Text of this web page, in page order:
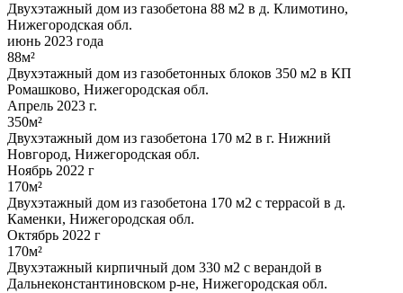
Двухэтажный дом из газобетона 88 м2 в д. Климотино,
Нижегородская обл.
июнь 2023 года
88м²
Двухэтажный дом из газобетонных блоков 350 м2 в КП
Ромашково, Нижегородская обл.
Апрель 2023 г.
350м²
Двухэтажный дом из газобетона 170 м2 в г. Нижний
Новгород, Нижегородская обл.
Ноябрь 2022 г
170м²
Двухэтажный дом из газобетона 170 м2 с террасой в д.
Каменки, Нижегородская обл.
Октябрь 2022 г
170м²
Двухэтажный кирпичный дом 330 м2 с верандой в
Дальнеконстантиновском р-не, Нижегородская обл.